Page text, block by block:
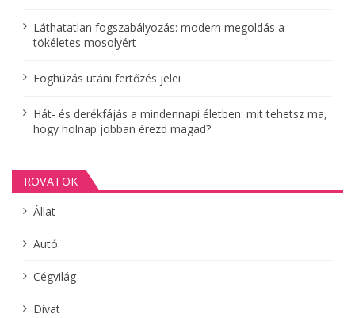
óLáthatatlan fogszabályozás: modern megoldás a
tökéletes mosolyért
Foghúzás utáni fertőzés jelei
Hát- és derékfájás a mindennapi életben: mit tehetsz ma,
hogy holnap jobban érezd magad?
ROVATOK
Állat
Autó
Cégvilág
Divat